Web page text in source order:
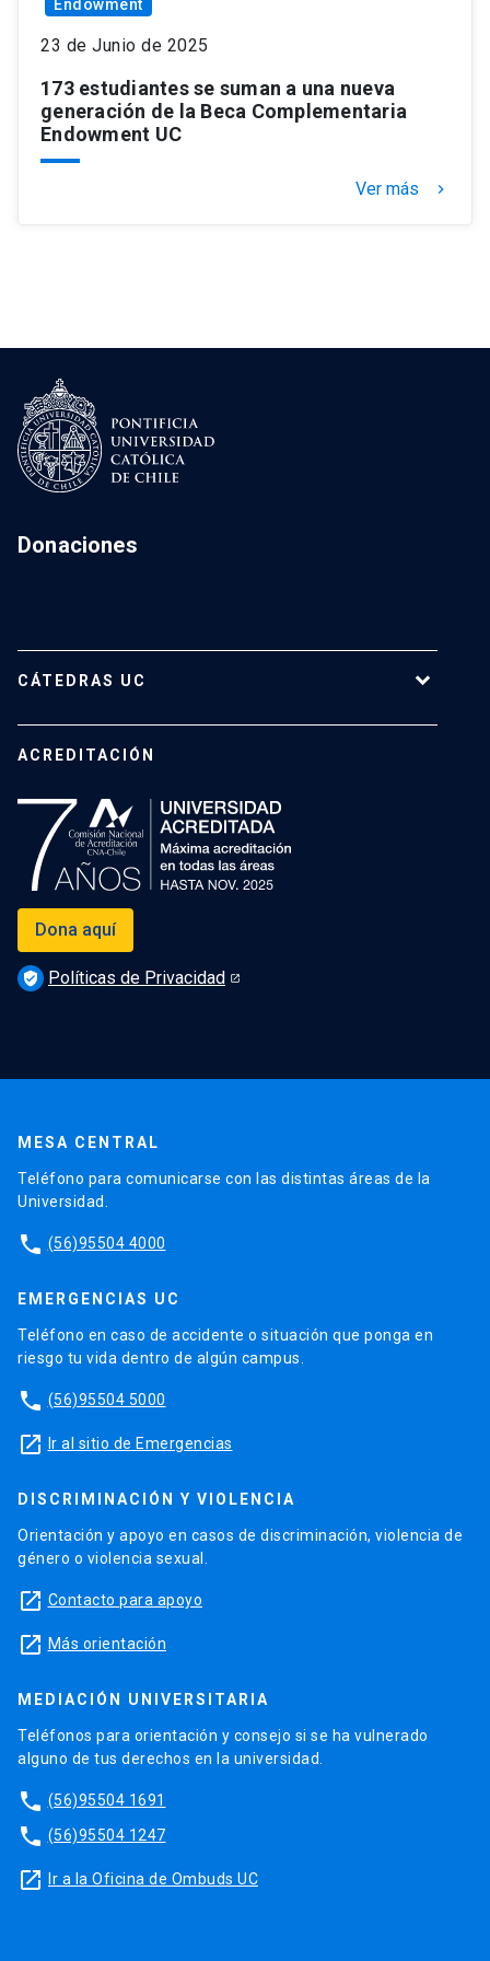
Endowment
23 de Junio de 2025
173 estudiantes se suman a una nueva
generación de la Beca Complementaria
Endowment UC
Ver más keyboard_arrow_right
Donaciones
CÁTEDRAS UC
ACREDITACIÓN
Dona aquí
verified_user Políticas de Privacidad
MESA CENTRAL
Teléfono para comunicarse con las distintas áreas de la
Universidad.
phone (56)95504 4000
EMERGENCIAS UC
Teléfono en caso de accidente o situación que ponga en
riesgo tu vida dentro de algún campus.
phone (56)95504 5000
launch Ir al sitio de Emergencias
DISCRIMINACIÓN Y VIOLENCIA
Orientación y apoyo en casos de discriminación, violencia de
género o violencia sexual.
launch Contacto para apoyo
launch Más orientación
MEDIACIÓN UNIVERSITARIA
Teléfonos para orientación y consejo si se ha vulnerado
alguno de tus derechos en la universidad.
phone (56)95504 1691
phone (56)95504 1247
launch Ir a la Oficina de Ombuds UC